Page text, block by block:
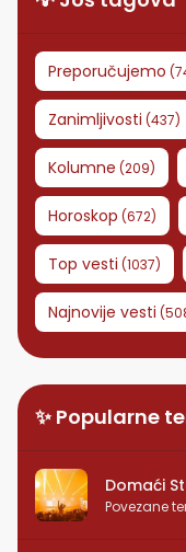
Preporučujemo (
Zanimljivosti (437)
Kolumne (209)
Horoskop (672)
Top vesti (1037)
Najnovije vesti (
✨ Popularne
Domaći
Povezane